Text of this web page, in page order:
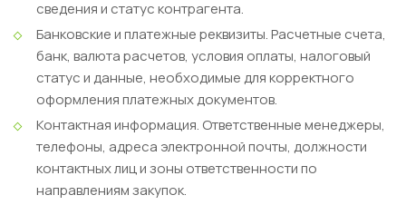
сведения и статус контрагента.
Банковские и платежные реквизиты.Расчетные счета,
банк, валюта расчетов, условия оплаты, налоговый
статус и данные, необходимые для корректного
оформления платежных документов.
Контактная информация. Ответственные менеджеры,
телефоны, адреса электронной почты, должности
контактных лиц и зоны ответственности по
направлениям закупок.